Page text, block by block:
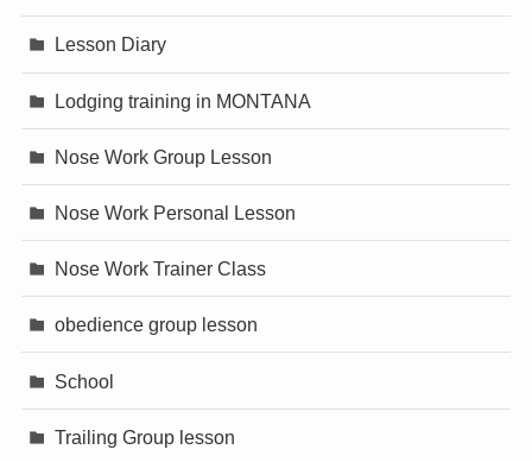
Lesson Diary
Lodging training in MONTANA
Nose Work Group Lesson
Nose Work Personal Lesson
Nose Work Trainer Class
obedience group lesson
School
Trailing Group lesson